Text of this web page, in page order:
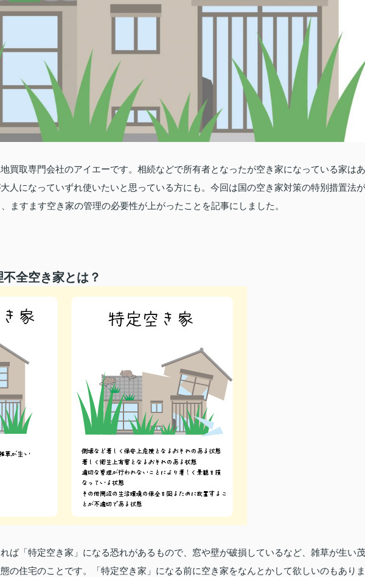
買取専門会社のアイエーです。相続などで所有者となったが空き家になっている家はあ
人になっていずれ使いたいと思っている方にも。今回は国の空き家対策の特別措置法が
ますます空き家の管理の必要性が上がったことを記事にしました。
全空き家とは？
ば「特定空き家」になる恐れがあるもので、窓や壁が破損しているなど、雑草が生い茂
の住宅のことです。「特定空き家」になる前に空き家をなんとかして欲しいのもありま